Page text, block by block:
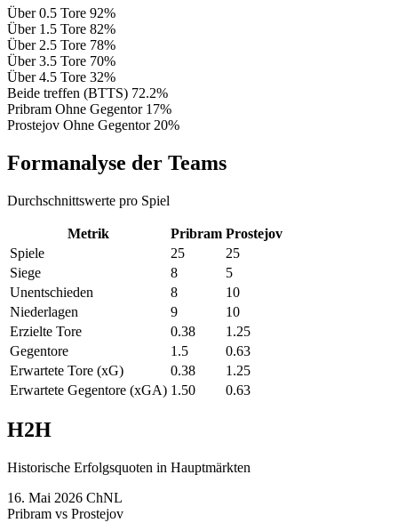
Über 0.5 Tore 92%
Über 1.5 Tore 82%
Über 2.5 Tore 78%
Über 3.5 Tore 70%
Über 4.5 Tore 32%
Beide treffen (BTTS) 72.2%
Pribram Ohne Gegentor 17%
Prostejov Ohne Gegentor 20%
Formanalyse der Teams
Durchschnittswerte pro Spiel
Metrik Pribram Prostejov
Spiele
25
25
Siege
8
5
Unentschieden
8
10
Niederlagen
9
10
Erzielte Tore
0.38
1.25
Gegentore
1.5
0.63
Erwartete Tore (xG)
0.38
1.25
Erwartete Gegentore (xGA) 1.50 0.63
H2H
Historische Erfolgsquoten in Hauptmärkten
16. Mai 2026 ChNL
Pribram vs Prostejov